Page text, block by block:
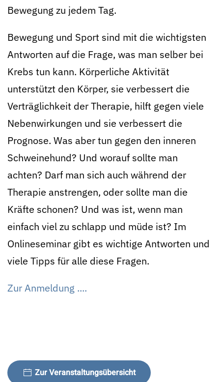
Bewegung zu jedem Tag.
Bewegung und Sport sind mit die wichtigsten
Antworten auf die Frage, was man selber bei
Krebs tun kann. Körperliche Aktivität
unterstützt den Körper, sie verbessert die
Verträglichkeit der Therapie, hilft gegen viele
Nebenwirkungen und sie verbessert die
Prognose. Was aber tun gegen den inneren
Schweinehund? Und worauf sollte man
achten? Darf man sich auch während der
Therapie anstrengen, oder sollte man die
Kräfte schonen? Und was ist, wenn man
einfach viel zu schlapp und müde ist? Im
Onlineseminar gibt es wichtige Antworten und
viele Tipps für alle diese Fragen.
Zur Anmeldung ....
Zur Veranstaltungsübersicht